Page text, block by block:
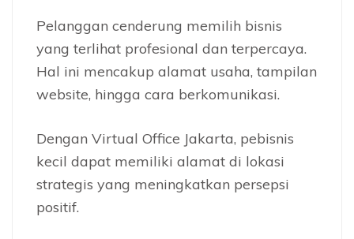
Pelanggan cenderung memilih bisnis
yang terlihat profesional dan terpercaya.
Hal ini mencakup alamat usaha, tampilan
website, hingga cara berkomunikasi.
Dengan Virtual Office Jakarta, pebisnis
kecil dapat memiliki alamat di lokasi
strategis yang meningkatkan persepsi
positif.